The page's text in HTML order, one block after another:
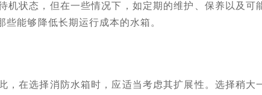
状态，但在一些情况下，如定期的维护、保养以及可
能够降低长期运行成本的水箱。
在选择消防水箱时，应适当考虑其扩展性。选择稍大